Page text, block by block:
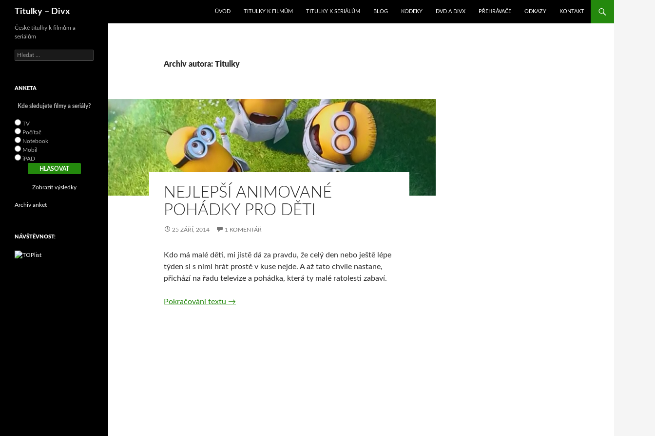
Titulky – Divx
ÚVOD
TITULKY K FILMŮM TITULKY K SERIÁLŮM BLOG KODEKY DVD A DIVX PŘEHRÁVAČE ODKAZY KONTAKT
Archiv autora: Titulky
NEJLEPŠÍ ANIMOVANÉ
POHÁDKY PRO DĚTI
25 ZÁŘÍ, 2014 1 KOMENTÁŘ
Kdo má malé děti, mi jistě dá za pravdu, že celý den nebo ještě lépe
týden si s nimi hrát prostě v kuse nejde. A až tato chvíle nastane,
přichází na řadu televize a pohádka, která ty malé ratolesti zabaví.
Pokračování textu Nejlepší animované pohádky pro děti
→
České titulky k filmům a
seriálům
V
y
e
á
n
í
ANKETA
Kde sledujete filmy a seriály?
TV
Počítač
Notebook
Mobil
iPAD
Zobrazit výsledky
Archiv anket
NÁVŠTĚVNOST: